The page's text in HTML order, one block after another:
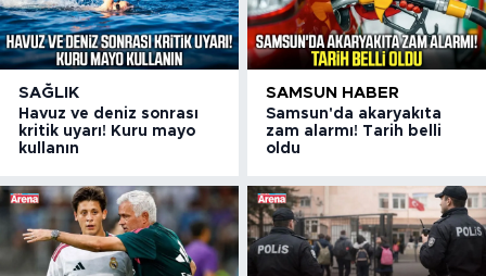
SAĞLIK
Havuz ve deniz sonrası
kritik uyarı! Kuru mayo
kullanın
SAMSUN HABER
Samsun'da akaryakıta
zam alarmı! Tarih belli
oldu